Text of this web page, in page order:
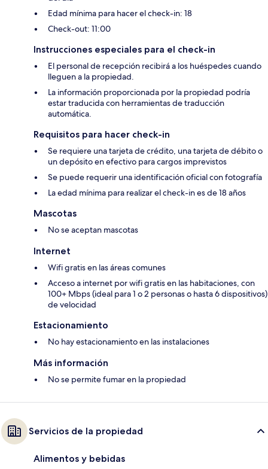
Edad mínima para hacer el check-in: 18
Check-out: 11:00
Instrucciones especiales para el check-in
El personal de recepción recibirá a los huéspedes cuando
lleguen a la propiedad.
La información proporcionada por la propiedad podría
estar traducida con herramientas de traducción
automática.
Requisitos para hacer check-in
Se requiere una tarjeta de crédito, una tarjeta de débito o
un depósito en efectivo para cargos imprevistos
Se puede requerir una identificación oficial con fotografía
La edad mínima para realizar el check-in es de 18 años
Mascotas
No se aceptan mascotas
Internet
Wifi gratis en las áreas comunes
Acceso a internet por wifi gratis en las habitaciones, con
100+ Mbps (ideal para 1 o 2 personas o hasta 6 dispositivos)
de velocidad
Estacionamiento
No hay estacionamiento en las instalaciones
Más información
No se permite fumar en la propiedad
Servicios de la propiedad
Alimentos y bebidas